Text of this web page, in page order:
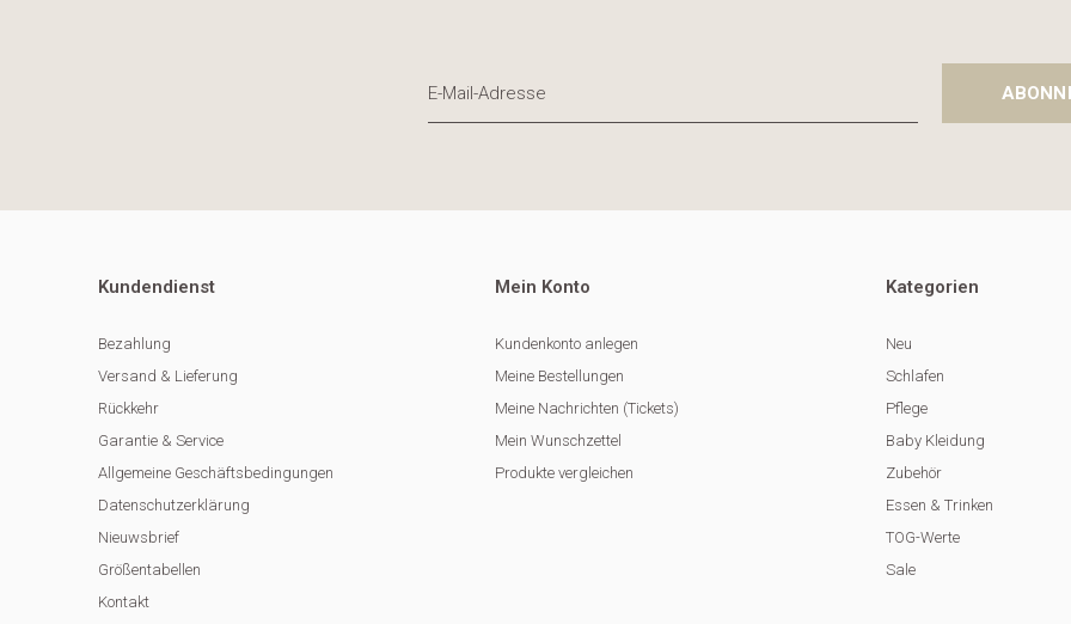
Kundendienst
Bezahlung
Versand & Lieferung
Rückkehr
Garantie & Service
Allgemeine Geschäftsbedingungen
Datenschutzerklärung
Nieuwsbrief
Größentabellen
Kontakt
Mein Konto
Kundenkonto anlegen
Meine Bestellungen
Meine Nachrichten (Tickets)
Mein Wunschzettel
Produkte vergleichen
Kategorien
Neu
Schlafen
Pflege
Baby Kleidung
Zubehör
Essen & Trinken
TOG-Werte
Sale